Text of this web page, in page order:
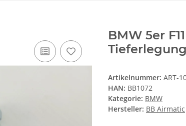
BMW 5er
Artikelnummer: ART-
HAN: BB1072
Kategorie: BMW
Hersteller: BB Airmatic